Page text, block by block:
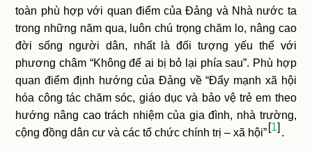
toàn phù hợp với quan điểm của Đảng và Nhà nước ta
trong những năm qua, luôn chú trọng chăm lo, nâng cao
đời sống người dân, nhất là đối tượng yếu thế với
phương châm “Không để ai bị bỏ lại phía sau”. Phù hợp
quan điểm định hướng của Đảng về “Đẩy mạnh xã hội
hóa công tác chăm sóc, giáo dục và bảo vệ trẻ em theo
hướng nâng cao trách nhiệm của gia đình, nhà trường,
cộng đồng dân cư và các tổ chức chính trị – xã hội” 1 .